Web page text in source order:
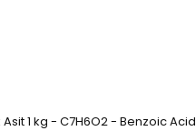
1 kg - C7H6O2 - Benzoic Acid